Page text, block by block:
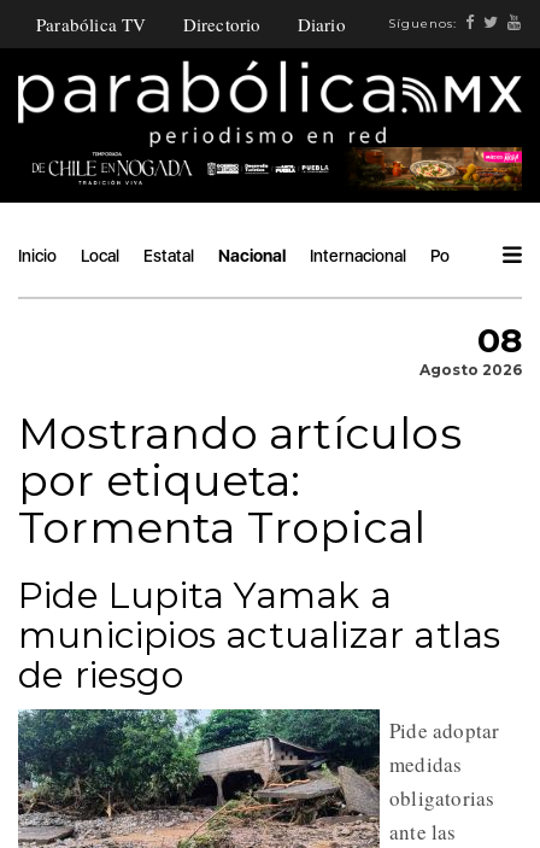
Parabólica TV Directorio Diario Síguenos:
Inicio Local Estatal Nacional Internacional Política
08
Agosto 2026
Mostrando artículos
por etiqueta:
Tormenta Tropical
Pide Lupita Yamak a
municipios actualizar atlas
de riesgo
Pide adoptar
medidas
obligatorias
ante las